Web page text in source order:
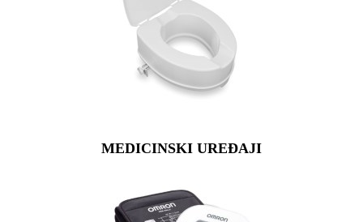
MEDICINSKI UREĐAJI